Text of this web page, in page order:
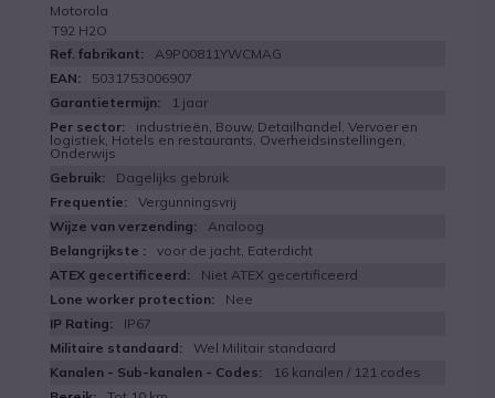
Motorola
T92 H2O
A9P00811YWCMAG
5031753006907
1 jaar
industrieën, Bouw, Detailhandel, Vervoer en
logistiek, Hotels en restaurants, Overheidsinstellingen,
Onderwijs
Dagelijks gebruik
Vergunningsvrij
Analoog
voor de jacht, Eaterdicht
Niet ATEX gecertificeerd
Nee
IP67
Wel Militair standaard
16 kanalen / 121 codes